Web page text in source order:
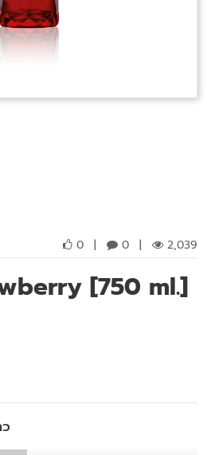
0 | 0 | 2,039
[750 ml.]